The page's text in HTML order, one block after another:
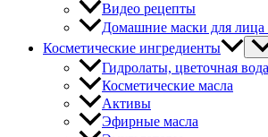
Видео рецепты
Домашние маски для лица
Косметические ингредиенты
Гидролаты, цветочная вода
Косметические масла
Активы
Эфирные масла